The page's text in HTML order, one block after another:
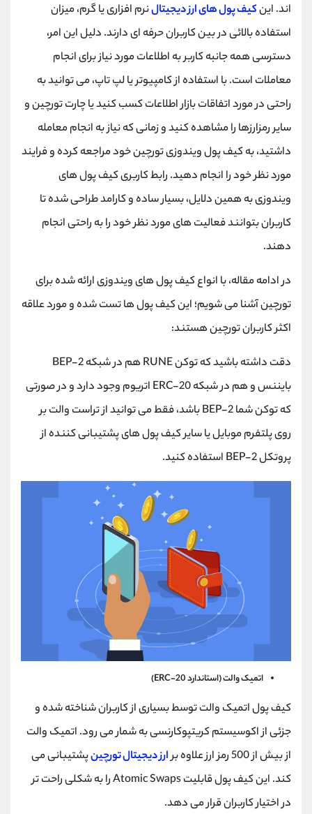
اند. اینکیف پول های ارز دیجیتالنرم افزاری یا گرم، میزان
استفاده بالائی در بین کاربران حرفه ای دارند. دلیل این امر،
دسترسی همه جانبه کاربر به اطلاعات مورد نیاز برای انجام
معاملات است. با استفاده از کامپیوتر یا لپ تاپ، می توانید به
راحتی در مورد اتفاقات بازار اطلاعات کسب کنید یا چارت تورچین و
سایر رمزارزها را مشاهده کنید و زمانی که نیاز به انجام معامله
داشتید، به کیف پول ویندوزی تورچین خود مراجعه کرده و فرایند
مورد نظر خود را انجام دهید. رابط کاربری کیف پول های
ویندوزی به همین دلایل، بسیار ساده و کارامد طراحی شده تا
کاربران بتوانند فعالیت های مورد نظر خود را به راحتی انجام
دهند.
در ادامه مقاله، با انواع کیف پول های ویندوزی ارائه شده برای
تورچین آشنا می شویم؛ این کیف پول ها تست شده و مورد علاقه
اکثر کاربران تورچین هستند:
دقت داشته باشید که توکن RUNE هم در شبکه BEP-2
بایننس و هم در شبکه ERC-20 اتریوم وجود دارد و در صورتی
که توکن شما BEP-2 باشد، فقط می توانید از تراست والت بر
روی پلتفرم موبایل یا سایر کیف پول های پشتیبانی کننده از
پروتکل BEP-2 استفاده کنید.
اتمیک والت (استاندارد ERC-20)
کیف پول اتمیک والت توسط بسیاری از کاربران شناخته شده و
جزئی از اکوسیستم کریتپوکارنسی به شمار می رود. اتمیک والت
از بیش از 500 رمز ارز علاوه بر
ارز دیجیتال تورچینپشتیبانی می
کند. این کیف پول قابلیت Atomic Swaps را به شکلی راحت تر
در اختیار کاربران قرار می دهد.